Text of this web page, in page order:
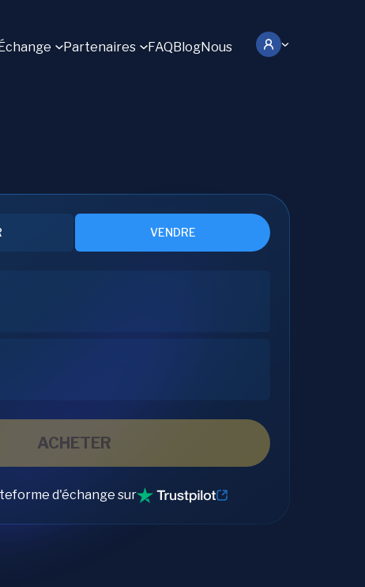
Partenaires FAQBlogNous
VENDRE
ACHETER
d'échange sur